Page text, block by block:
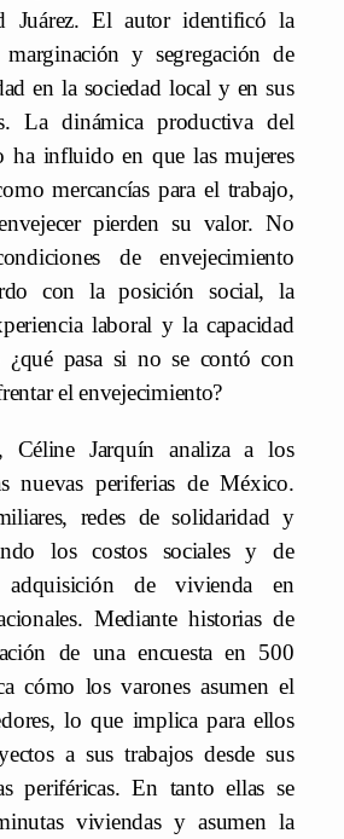
Juárez. El autor identificó la
marginación y segregación de
en la sociedad local y en sus
La dinámica productiva del
ha influido en que las mujeres
mercancías para el trabajo,
pierden su valor. No
de envejecimiento
con la posición social, la
laboral y la capacidad
¿qué pasa si no se contó con
el envejecimiento?
Céline Jarquín analiza a los
nuevas periferias de México.
redes de solidaridad y
los costos sociales y de
de vivienda en
Mediante historias de
de una encuesta en 500
cómo los varones asumen el
lo que implica para ellos
a sus trabajos desde sus
periféricas. En tanto ellas se
viviendas y asumen la